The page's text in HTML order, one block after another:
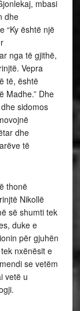
mbasi
dhe
“Ky është një
nga të gjithë,
Vepra
të, është
Madhe.” Dhe
sidomos
dhe
të
thonë
Nikollë
së shumti tek
duke e
për gjuhën
nxënësit e
se vetëm
vetë u